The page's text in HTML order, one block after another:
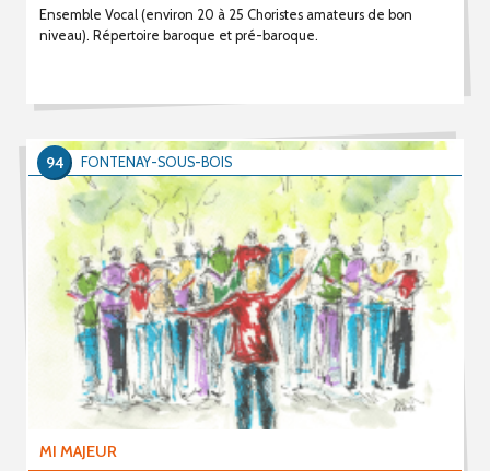
Ensemble Vocal (environ 20 à 25 Choristes amateurs de bon
niveau). Répertoire baroque et pré-baroque.
MI MAJEUR
FONTENAY-SOUS-BOIS
94